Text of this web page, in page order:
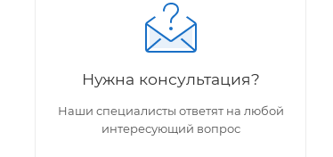
Нужна консультация?
Наши специалисты ответят на любой
интересующий вопрос